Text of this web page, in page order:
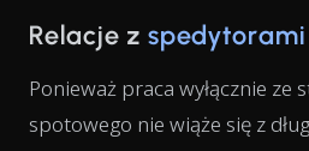
Relacje z spedytorami
Ponieważ praca wyłącznie ze
spotowego nie wiąże się z